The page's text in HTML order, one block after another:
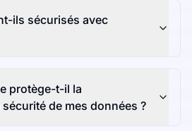
ils sécurisés avec
protège-t-il la
de mes données ?